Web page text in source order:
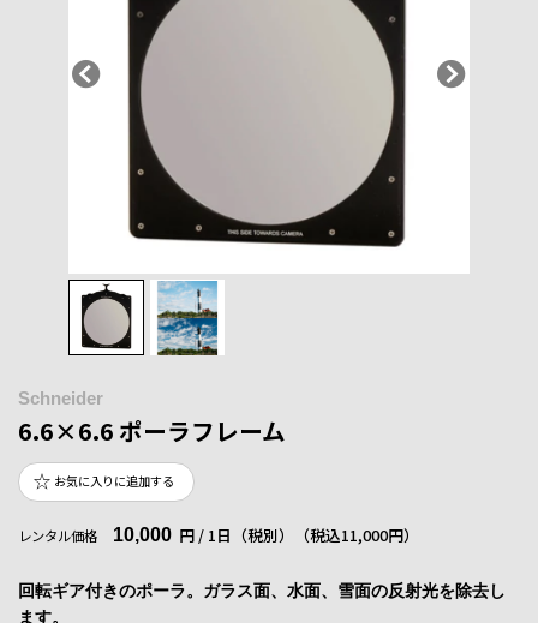
Schneider
6.6×6.6 ポーラフレーム
お気に入りに追加する
レンタル価格 10,000 円 / 1日（税別） （税込11,000円）
回転ギア付きのポーラ。ガラス面、水面、雪面の反射光を除去し
ます。